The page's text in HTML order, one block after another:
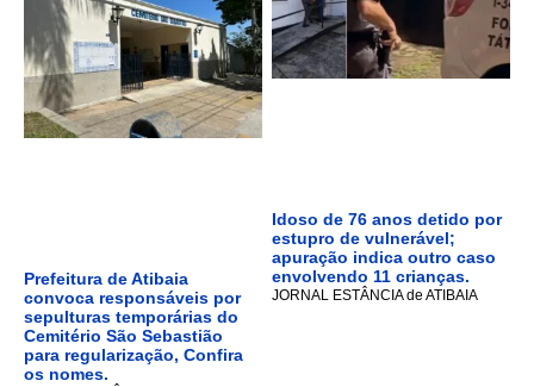
Prefeitura de Atibaia
convoca responsáveis por
sepulturas temporárias do
Cemitério São Sebastião
para regularização, Confira
os nomes.
Idoso de 76 anos detido por
estupro de vulnerável;
apuração indica outro caso
envolvendo 11 crianças.
JORNAL ESTÂNCIA de ATIBAIA